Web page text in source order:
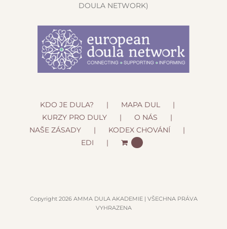
DOULA NETWORK)
KDO JE DULA?
MAPA DUL
KURZY PRO DULY
O NÁS
NAŠE ZÁSADY
KODEX CHOVÁNÍ
EDI
Copyright 2026 AMMA DULA AKADEMIE | VŠECHNA PRÁVA
VYHRAZENA